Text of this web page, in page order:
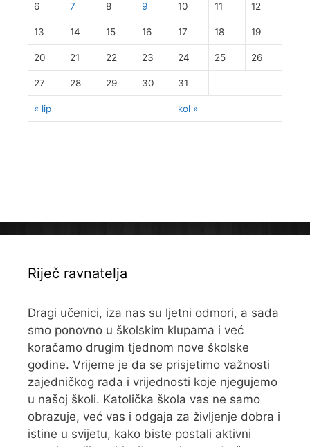
« lip kol »
6 7 8 9 10 11 12
13 14 15 16 17 18 19
20 21 22 23 24 25 26
27 28 29 30 31
Riječ ravnatelja
Dragi učenici, iza nas su ljetni odmori, a sada
smo ponovno u školskim klupama i već
koračamo drugim tjednom nove školske
godine. Vrijeme je da se prisjetimo važnosti
zajedničkog rada i vrijednosti koje njegujemo
u našoj školi. Katolička škola vas ne samo
obrazuje, već vas i odgaja za življenje dobra i
istine u svijetu, kako biste postali aktivni